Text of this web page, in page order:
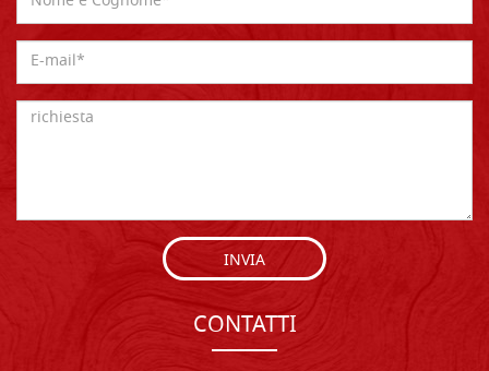
INVIA
CONTATTI